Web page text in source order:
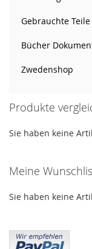
Gebrauchte Teile
Bücher
Zwedenshop
Produkte
Sie haben keine
Meine
Sie haben keine